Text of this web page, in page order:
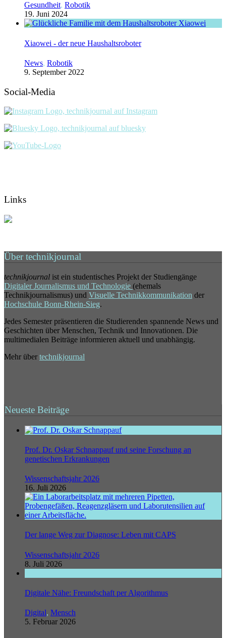
Gesundheit, Robotik
19. Juni 2024
Xiaowei - der neue Haushaltsroboter
News, Robotik
9. September 2022
Social-Media
Links
Über technikjournal
technikjournal ist ein studentisches Projekt der Studiengänge
Digitaler Journalismus und Technologie (ehemals
Technikjournalismus) und Visuelle Technikkommunikation der
Hochschule Bonn-Rhein-Sieg.
Jedes Semester präsentieren die Studierenden spannende News und
Geschichten über Menschen, Technik und Innovationen. Die
multimedialen Beiträge informieren aktuell und unabhängig.
Mehr über technikjournal
Neueste Beiträge
Prof. Dr. Oskar Schnappauf und seine Forschung an
genetischen Erkrankungen
Wissenschaftsjahr 2026
16. Juli 2026
Der lange Weg zur Diagnose: Leben mit CAPS
Wissenschaftsjahr 2026
8. Juli 2026
Digitale Nähe: Freundschaft per Algorithmus
Digital, Mensch
5. Februar 2026